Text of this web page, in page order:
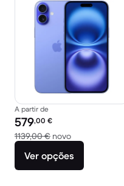
A partir de
Preço recondicionado:
579,00 €
1139,00 € novoVersus
Ver opções